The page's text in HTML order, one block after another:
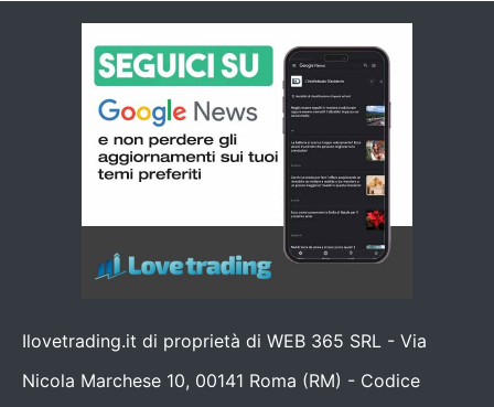
Ilovetrading.it di proprietà di WEB 365 SRL - Via
Nicola Marchese 10, 00141 Roma (RM) - Codice